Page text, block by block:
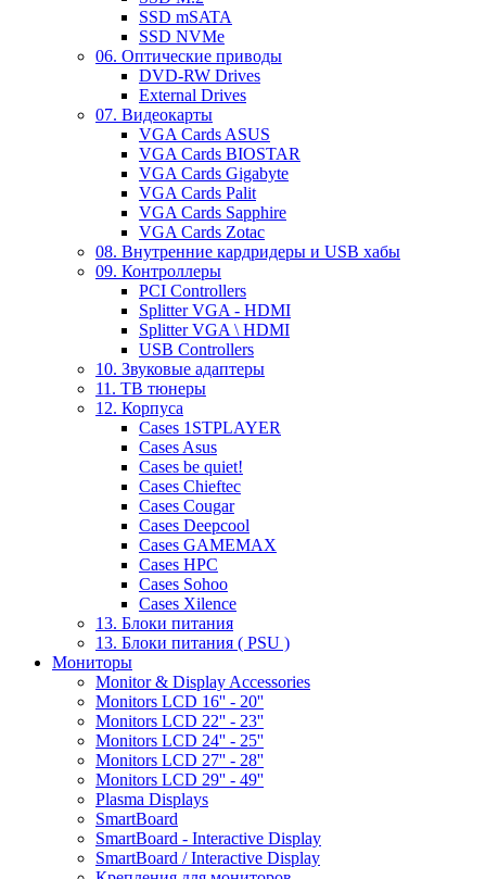
SSD mSATA
SSD NVMe
06. Оптические приводы
DVD-RW Drives
External Drives
07. Видеокарты
VGA Cards ASUS
VGA Cards BIOSTAR
VGA Cards Gigabyte
VGA Cards Palit
VGA Cards Sapphire
VGA Cards Zotac
08. Внутренние кардридеры и USB хабы
09. Контроллеры
PCI Controllers
Splitter VGA - HDMI
Splitter VGA \ HDMI
USB Controllers
10. Звуковые адаптеры
11. ТВ тюнеры
12. Корпуса
Cases 1STPLAYER
Cases Asus
Cases be quiet!
Cases Chieftec
Cases Cougar
Cases Deepcool
Cases GAMEMAX
Cases HPC
Cases Sohoo
Cases Xilence
13. Блоки питания
13. Блоки питания ( PSU )
Мониторы
Monitor & Display Accessories
Monitors LCD 16'' - 20''
Monitors LCD 22'' - 23''
Monitors LCD 24'' - 25''
Monitors LCD 27'' - 28''
Monitors LCD 29'' - 49''
Plasma Displays
SmartBoard
SmartBoard - Interactive Display
SmartBoard / Interactive Display